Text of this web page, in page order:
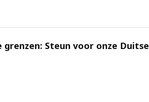
Steun voor onze Duitse